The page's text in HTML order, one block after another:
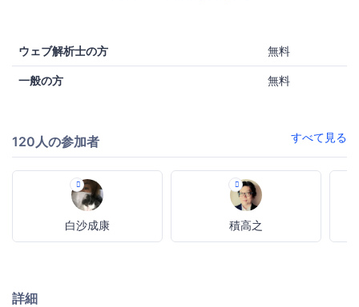
ウェブ解析士の方 無料
一般の方 無料
120人の参加者 すべて見る
白沙成康 積高之
詳細